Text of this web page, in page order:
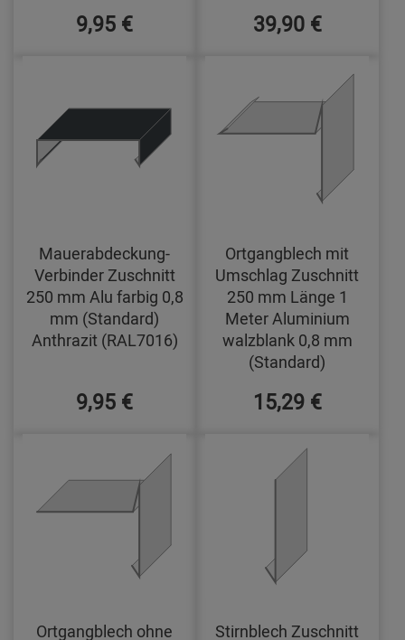
9,95 € 39,90 €
Mauerabdeckung-
Verbinder Zuschnitt
250 mm Alu farbig 0,8
mm (Standard)
Anthrazit (RAL7016)
9,95 €
Ortgangblech mit
Umschlag Zuschnitt
250 mm Länge 1
Meter Aluminium
walzblank 0,8 mm
(Standard)
15,29 €
Ortgangblech ohne Stirnblech Zuschnitt